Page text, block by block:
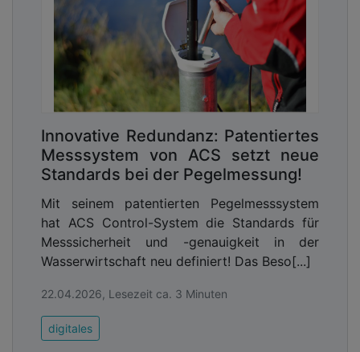
Krisenfall kann sie die einzige Verbindung der
krisenbetroffenen Organisation zur Außenwelt
werden. Eine solche Darksite ist eine vorbereitete
Internet-Seite mit den wichtigsten Informationen
für Bürger, Mitarbeitende und Öffentlichkeit im
Krisenfall. Diese Darksite wird bei Bedarf „scharf
über den Provider auf die Darksite gelenkt.
Innovative Redundanz: Patentiertes
Messsystem von ACS setzt neue
Standards bei der Pegelmessung!
Mit seinem patentierten Pegelmesssystem
hat ACS Control-System die Standards für
Messsicherheit und -genauigkeit in der
Wasserwirtschaft neu definiert! Das Beso[...]
22.04.2026, Lesezeit ca. 3 Minuten
digitales